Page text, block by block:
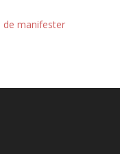
de manifester